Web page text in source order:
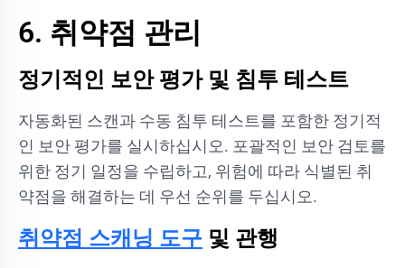
6. 취약점 관리
정기적인 보안 평가 및 침투 테스트
자동화된 스캔과 수동 침투 테스트를 포함한 정기적
인 보안 평가를 실시하십시오. 포괄적인 보안 검토를
위한 정기 일정을 수립하고, 위험에 따라 식별된 취
약점을 해결하는 데 우선 순위를 두십시오.
취약점 스캐닝 도구 및 관행